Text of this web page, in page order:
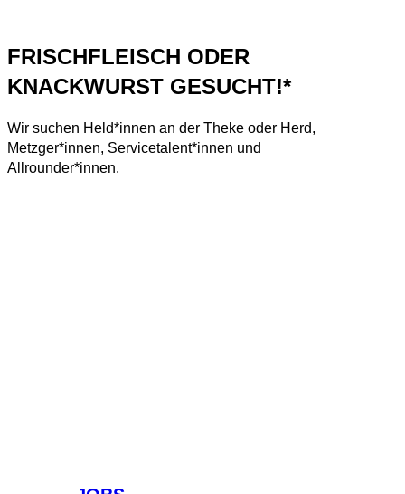
FRISCHFLEISCH ODER
KNACKWURST GESUCHT!*
Wir suchen Held*innen an der Theke oder Herd,
Metzger*innen, Servicetalent*innen und
Allrounder*innen.